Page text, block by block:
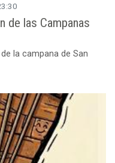
de las Campanas
la campana de San